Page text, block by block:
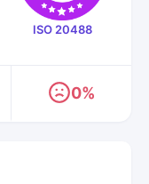
ISO 20488
0%